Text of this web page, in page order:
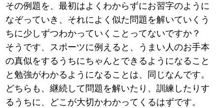
その例題を、最初はよくわからずにお習字のように
なぞっていき、それによく似た問題を解いていくう
ちに少しずつわかっていくことってないですか？
そうです、スポーツに例えると、うまい人のお手本
の真似をするうちにちゃんとできるようになること
と勉強がわかるようになることは、同じなんです。
どちらも、継続して問題を解いたり、訓練したりす
るうちに、どこが大切かわかってくるはずです。